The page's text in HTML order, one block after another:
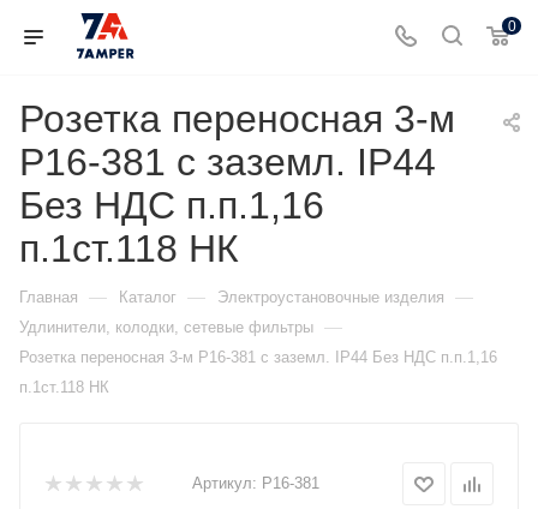
0
Розетка переносная 3-м
Р16-381 с заземл. IP44
Без НДС п.п.1,16
п.1ст.118 НК
Главная — Каталог — Электроустановочные изделия —
Удлинители, колодки, сетевые фильтры —
Розетка переносная 3-м Р16-381 с заземл. IP44 Без НДС п.п.1,16
п.1ст.118 НК
Артикул: Р16-381